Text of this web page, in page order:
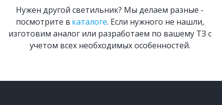
Нужен другой светильник? Мы делаем разные -
посмотрите в каталоге. Если нужного не нашли,
изготовим аналог или разработаем по вашему ТЗ с
учетом всех необходимых особенностей.